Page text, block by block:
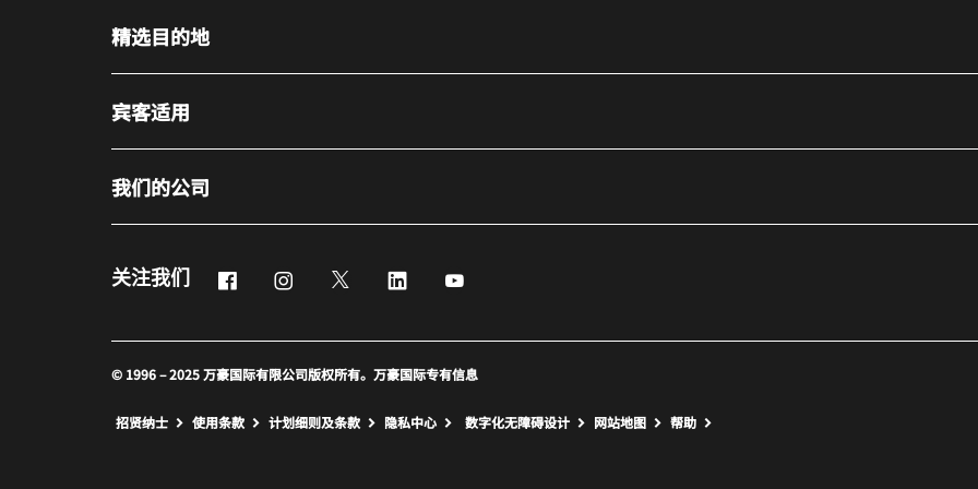
精选目的地
宾客适用
我们的公司
关注我们 FacebookInstagramTwitter LinkedIn
© 1996 – 2025 万豪国际有限公司版权所有。万豪国际专有信息
招贤纳士 使用条款 计划细则及条款 隐私中心 数字化无障碍设计 网站地图 打开新窗口
帮助